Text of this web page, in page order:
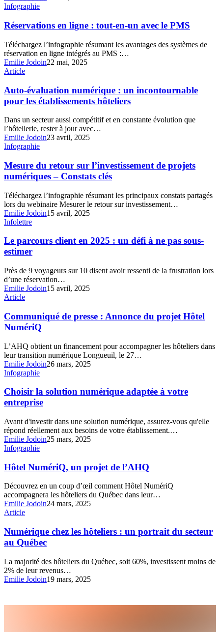
client
Réservations
ligne
:
tout-
en-
un
avec
le
PMS
Infographie
Réservations en ligne : tout-en-un avec le PMS
Téléchargez l’infographie résumant les avantages des systèmes de
réservation en ligne intégrés au PMS :…
Emilie Jodoin22 mai, 2025
Auto-
numérique
:
un
pour
les
établissements
hôteliers
Article
Auto-évaluation numérique : un incontournable
pour les établissements hôteliers
Dans un secteur aussi compétitif et en constante évolution que
l’hôtellerie, rester à jour avec…
Emilie Jodoin23 avril, 2025
Mesure
retour
sur
l’investissement
projets
numériques
–
Constats
Infographie
Mesure du retour sur l’investissement de projets
numériques – Constats clés
Téléchargez l’infographie résumant les principaux constats partagés
lors du webinaire Mesurer le retour sur investissement…
Emilie Jodoin15 avril, 2025
Le
client
2025
un
défi
à
ne
sous-
estimer
Infolettre
Le parcours client en 2025 : un défi à ne pas sous-
estimer
Près de 9 voyageurs sur 10 disent avoir ressenti de la frustration lors
d’une réservation…
Emilie Jodoin15 avril, 2025
Communiqué
presse
:
Annonce
projet
Hôtel
NumériQ
Article
Communiqué de presse : Annonce du projet Hôtel
NumériQ
L’AHQ obtient un financement pour accompagner les hôteliers dans
leur transition numérique Longueuil, le 27…
Emilie Jodoin26 mars, 2025
Choisir
solution
numérique
adaptée
votre
entreprise
Infographie
Choisir la solution numérique adaptée à votre
entreprise
Avant d'investir dans une solution numérique, assurez-vous qu'elle
répond réellement aux besoins de votre établissement.…
Emilie Jodoin25 mars, 2025
Hôtel
un
projet
de
l’AHQ
Infographie
Hôtel NumériQ, un projet de l’AHQ
Découvrez en un coup d’œil comment Hôtel NumériQ
accompagnera les hôteliers du Québec dans leur…
Emilie Jodoin24 mars, 2025
Numérique
les
hôteliers
:
portrait
du
secteur
Article
Numérique chez les hôteliers : un portrait du secteur
au Québec
La majorité des hôteliers du Québec, soit 60%, investissent moins de
2% de leur revenus…
Emilie Jodoin19 mars, 2025